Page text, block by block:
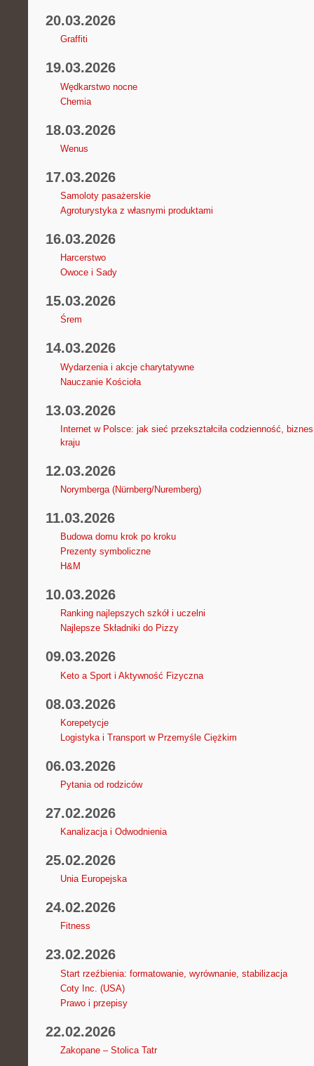
20.03.2026
Graffiti
19.03.2026
Wędkarstwo nocne
Chemia
18.03.2026
Wenus
17.03.2026
Samoloty pasażerskie
Agroturystyka z własnymi produktami
16.03.2026
Harcerstwo
Owoce i Sady
15.03.2026
Śrem
14.03.2026
Wydarzenia i akcje charytatywne
Nauczanie Kościoła
13.03.2026
Internet w Polsce: jak sieć przekształciła codzienność,
kraju
12.03.2026
Norymberga (Nürnberg/Nuremberg)
11.03.2026
Budowa domu krok po kroku
Prezenty symboliczne
H&M
10.03.2026
Ranking najlepszych szkół i uczelni
Najlepsze Składniki do Pizzy
09.03.2026
Keto a Sport i Aktywność Fizyczna
08.03.2026
Korepetycje
Logistyka i Transport w Przemyśle Ciężkim
06.03.2026
Pytania od rodziców
27.02.2026
Kanalizacja i Odwodnienia
25.02.2026
Unia Europejska
24.02.2026
Fitness
23.02.2026
Start rzeźbienia: formatowanie, wyrównanie, stabilizacja
Coty Inc. (USA)
Prawo i przepisy
22.02.2026
Zakopane – Stolica Tatr